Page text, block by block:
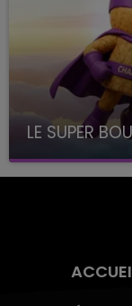
LE SUPER
avec La